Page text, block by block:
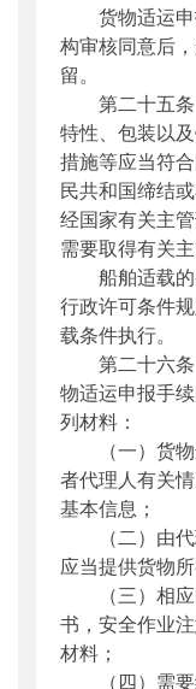
货物适运申
构审核同意后
留。
第二十五条
特性、包装以
措施等应当符
民共和国缔结
经国家有关主
需要取得有关
船舶适载的
行政许可条件
载条件执行。
第二十六条
物适运申报手
列材料：
（一）货物
者代理人有关
基本信息；
（二）由代
应当提供货物
（三）相应
书，安全作业
材料；
（四）需要